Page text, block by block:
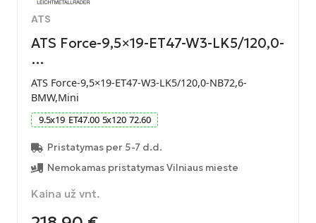
ATS
ATS Force-9,5×19-ET47-W3-LK5/120,0-
…
ATS Force-9,5×19-ET47-W3-LK5/120,0-NB72,6-
BMW,Mini
9.5x19 ET47.00 5x120 72.60
Pristatymas per 5-7 d.d.
Nemokamas pristatymas Vilniaus mieste
Kaina už vnt.